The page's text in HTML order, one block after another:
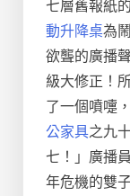
七層舊報紙
動升降桌為
欲聾的廣播
級大修正！
了一個噴嚏
公家具之九
七！」廣播
年危機的雙